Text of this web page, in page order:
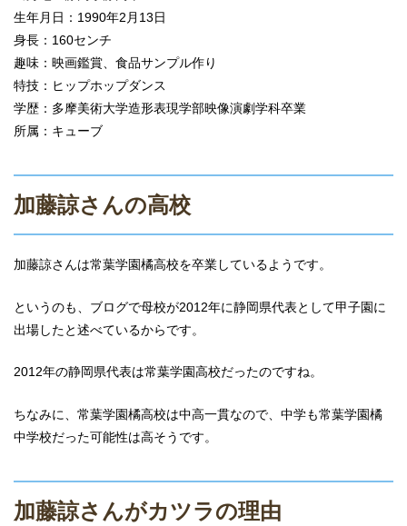
生年月日：1990年2月13日
身長：160センチ
趣味：映画鑑賞、食品サンプル作り
特技：ヒップホップダンス
学歴：多摩美術大学造形表現学部映像演劇学科卒業
所属：キューブ
加藤諒さんの高校
加藤諒さんは常葉学園橘高校を卒業しているようです。
というのも、ブログで母校が2012年に静岡県代表として甲子園に
出場したと述べているからです。
2012年の静岡県代表は常葉学園高校だったのですね。
ちなみに、常葉学園橘高校は中高一貫なので、中学も常葉学園橘
中学校だった可能性は高そうです。
加藤諒さんがカツラの理由